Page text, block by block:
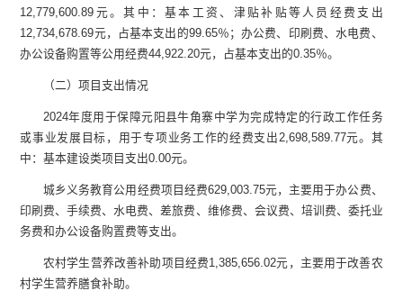
12,779,600.89 元。其中：基本工资、津贴补贴等人员经费支出
12,734,678.69元，占基本支出的99.65％；办公费、印刷费、水电费、
办公设备购置等公用经费44,922.20元，占基本支出的0.35％。
（二）项目支出情况
2024年度用于保障元阳县牛角寨中学为完成特定的行政工作任务
或事业发展目标，用于专项业务工作的经费支出2,698,589.77元。其
中：基本建设类项目支出0.00元。
城乡义务教育公用经费项目经费629,003.75元，主要用于办公费、
印刷费、手续费、水电费、差旅费、维修费、会议费、培训费、委托业
务费和办公设备购置费等支出。
农村学生营养改善补助项目经费1,385,656.02元 ，主要用于改善农
村学生营养膳食补助。